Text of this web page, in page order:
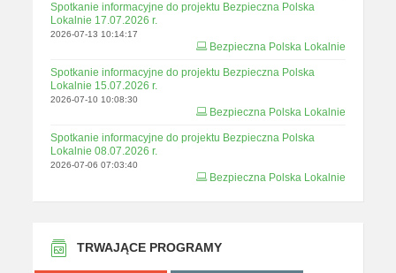
Spotkanie informacyjne do projektu Bezpieczna Polska
Lokalnie 17.07.2026 r.
2026-07-13 10:14:17
Bezpieczna Polska Lokalnie
Spotkanie informacyjne do projektu Bezpieczna Polska
Lokalnie 15.07.2026 r.
2026-07-10 10:08:30
Bezpieczna Polska Lokalnie
Spotkanie informacyjne do projektu Bezpieczna Polska
Lokalnie 08.07.2026 r.
2026-07-06 07:03:40
Bezpieczna Polska Lokalnie
TRWAJĄCE PROGRAMY